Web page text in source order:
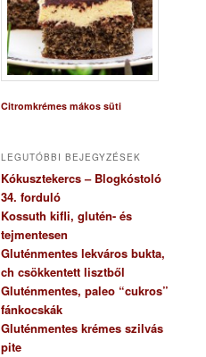
Citromkrémes mákos süti
LEGUTÓBBI BEJEGYZÉSEK
Kókusztekercs – Blogkóstoló
34. forduló
Kossuth kifli, glutén- és
tejmentesen
Gluténmentes lekváros bukta,
ch csökkentett lisztből
Gluténmentes, paleo “cukros”
fánkocskák
Gluténmentes krémes szilvás
pite